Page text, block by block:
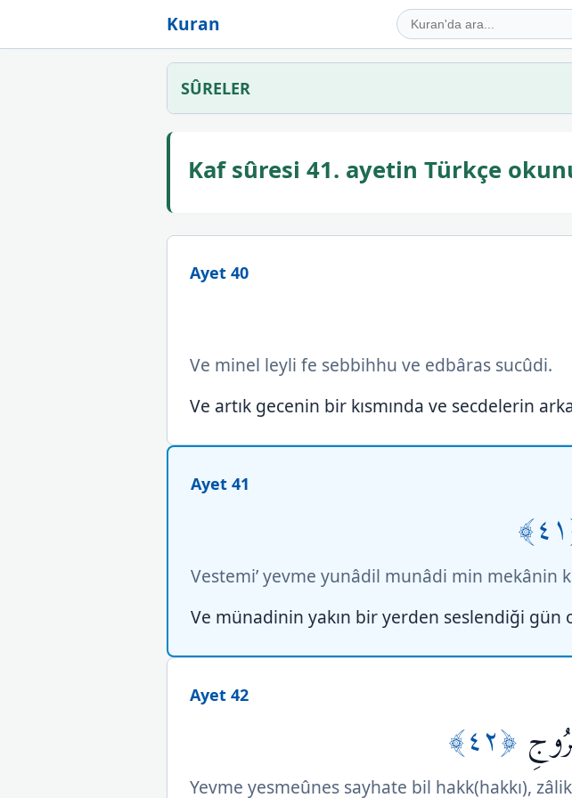
Kuran
SÛRELER
Kaf sûresi 41. ayetin Türkçe
Ayet 40
Ve minel leyli fe sebbihhu ve edbâras sucûdi.
Ve artık gecenin bir kısmında ve secdelerin
Ayet 41
Vestemi’ yevme yunâdil munâdi min mekânin
Ve münadinin yakın bir yerden seslendiği gün
Ayet 42
﴿٤٢﴾
Yevme yesmeûnes sayhate bil hakk(hakkı),